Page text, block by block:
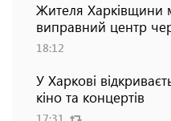
Жителя Харківщини
виправний центр
18:12
У Харкові
кіно та концертів